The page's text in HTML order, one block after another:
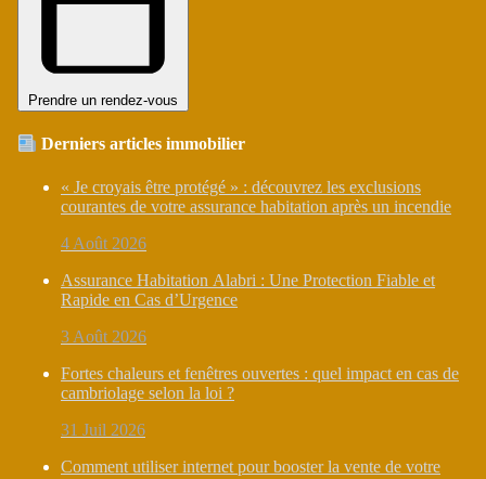
Prendre un rendez-vous
Derniers articles immobilier
« Je croyais être protégé » : découvrez les exclusions
courantes de votre assurance habitation après un incendie
4 Août 2026
Assurance Habitation Alabri : Une Protection Fiable et
Rapide en Cas d’Urgence
3 Août 2026
Fortes chaleurs et fenêtres ouvertes : quel impact en cas de
cambriolage selon la loi ?
31 Juil 2026
Comment utiliser internet pour booster la vente de votre